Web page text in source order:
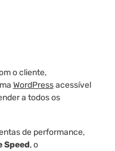
o cliente,
WordPressacessível
a todos os
de performance,
Speed, o